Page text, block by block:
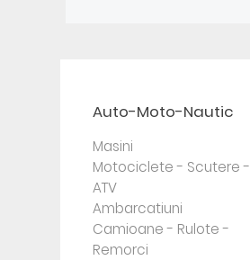
Auto-Moto-Nautic
Masini
Motociclete - Scutere -
ATV
Ambarcatiuni
Camioane - Rulote -
Remorci